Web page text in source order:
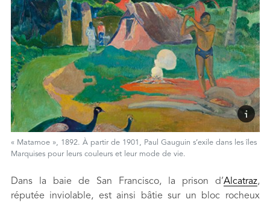
« Matamoe », 1892. À partir de 1901, Paul Gauguin s’exile dans les îles
Marquises pour leurs couleurs et leur mode de vie.
Dans la baie de San Francisco, la prison d’Alcatraz,
réputée inviolable, est ainsi bâtie sur un bloc rocheux